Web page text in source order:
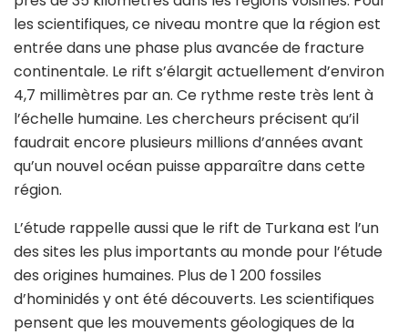
les scientifiques, ce niveau montre que la région est
entrée dans une phase plus avancée de fracture
continentale. Le rift s’élargit actuellement d’environ
4,7 millimètres par an. Ce rythme reste très lent à
l’échelle humaine. Les chercheurs précisent qu’il
faudrait encore plusieurs millions d’années avant
qu’un nouvel océan puisse apparaître dans cette
région.
L’étude rappelle aussi que le rift de Turkana est l’un
des sites les plus importants au monde pour l’étude
des origines humaines. Plus de 1 200 fossiles
d’hominidés y ont été découverts. Les scientifiques
pensent que les mouvements géologiques de la